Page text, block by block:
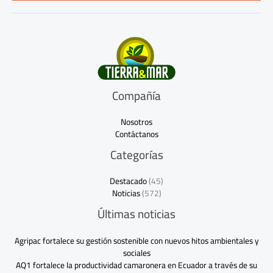
Compañía
Nosotros
Contáctanos
Categorías
Destacado(45)
Noticias(572)
Últimas noticias
Agripac fortalece su gestión sostenible con nuevos hitos ambientales y
sociales
AQ1 fortalece la productividad camaronera en Ecuador a través de su